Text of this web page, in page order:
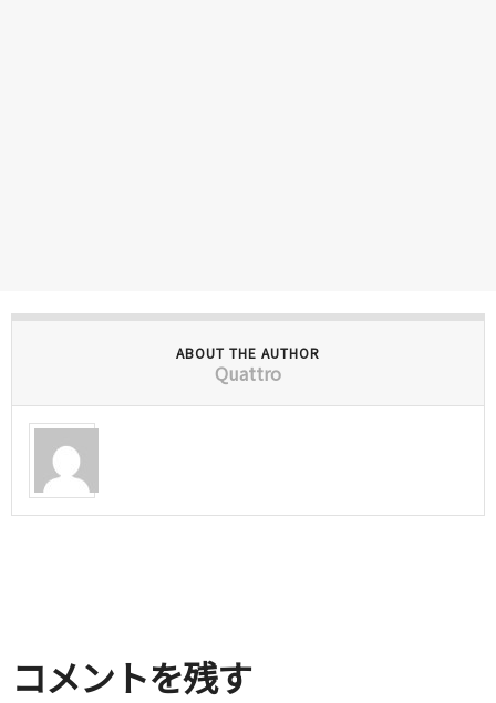
ABOUT THE AUTHOR
Quattro
コメントを残す